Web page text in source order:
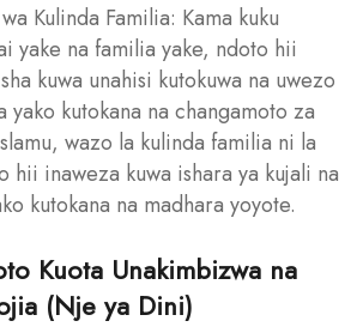
Kulinda Familia: Kama kuku
yake na familia yake, ndoto hii
kuwa unahisi kutokuwa na uwezo
yako kutokana na changamoto za
wazo la kulinda familia ni la
hii inaweza kuwa ishara ya kujali na
kutokana na madhara yoyote.
Kuota Unakimbizwa na
(Nje ya Dini)